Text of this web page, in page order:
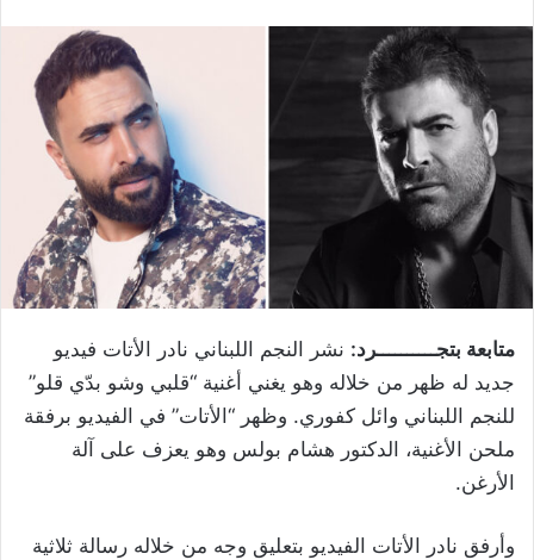
متابعة بتجــــــــــرد: نشر النجم اللبناني نادر الأتات فيديو
جديد له ظهر من خلاله وهو يغني أغنية “قلبي وشو بدّي قلو”
للنجم اللبناني وائل كفوري. وظهر “الأتات” في الفيديو برفقة
ملحن الأغنية، الدكتور هشام بولس وهو يعزف على آلة
الأرغن.
وأرفق نادر الأتات الفيديو بتعليق وجه من خلاله رسالة ثلاثية